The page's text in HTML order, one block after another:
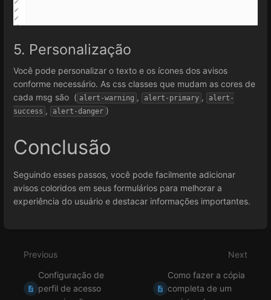
5. Personalização
Você pode personalizar o texto e os ícones dos avisos
conforme necessário. As css classes que mudam as cores de
cada msg são ( alert-warning , alert-primary ,
alert-
success , alert-danger )
Conclusão
Seguindo esses passos, você pode facilmente adicionar
avisos coloridos em seus formulários para melhorar a
experiência do usuário e destacar informações importantes.
mode
Previous
Configuração de
perfil de acesso
Next
Como fazer a cópia
completa de um